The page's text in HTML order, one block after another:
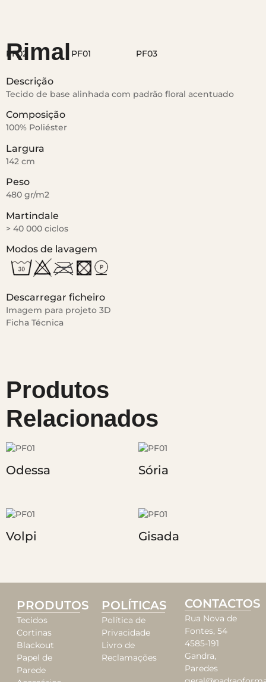
Rimal
Descrição
Tecido de base alinhada com padrão floral acentuado
Composição
100% Poliéster
Largura
142 cm
Peso
480 gr/m2
Martindale
> 40 000 ciclos
Modos de lavagem
Descarregar ficheiro
Imagem para projeto 3D
Ficha Técnica
Produtos
Relacionados
Odessa Sória
Volpi Gisada
PRODUTOS
Tecidos
Cortinas
Blackout
Papel de
Parede
POLÍTICAS
Política de
Privacidade
Livro de
Reclamações
CONTACTOS
Rua Nova de
Fontes, 54
4585-191
Gandra,
Paredes